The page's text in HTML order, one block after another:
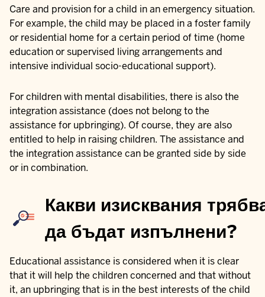
Care and provision for a child in an emergency situation.
For example, the child may be placed in a foster family
or residential home for a certain period of time (home
education or supervised living arrangements and
intensive individual socio-educational support).
For children with mental disabilities, there is also the
integration assistance (does not belong to the
assistance for upbringing). Of course, they are also
entitled to help in raising children. The assistance and
the integration assistance can be granted side by side
or in combination.
Какви изисквания
да бъдат изпълнени?
Educational assistance is considered when it is clear
that it will help the children concerned and that without
it, an upbringing that is in the best interests of the child